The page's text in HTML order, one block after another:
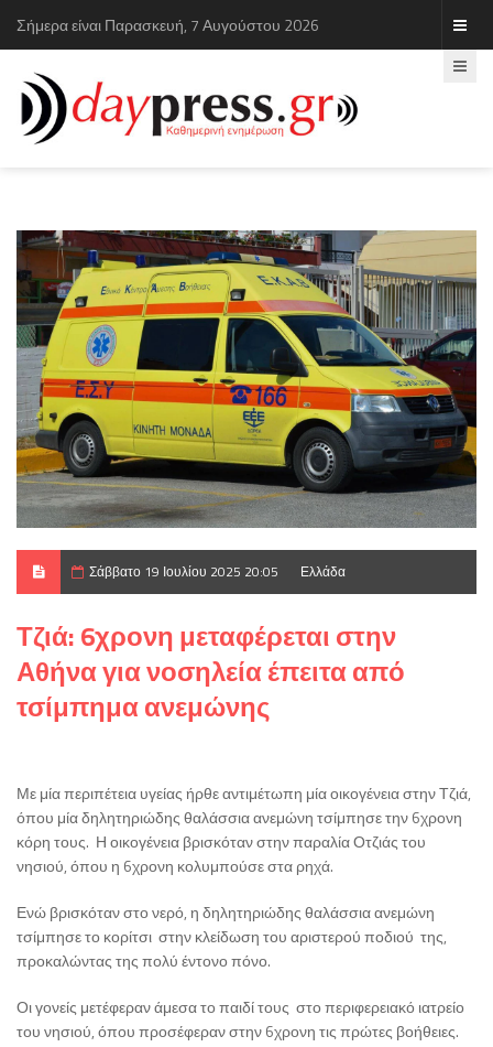
Σήμερα είναι Παρασκευή, 7 Αυγούστου 2026
Σάββατο 19 Ιουλίου 2025 20:05 Ελλάδα
Τζιά: 6χρονη μεταφέρεται στην
Αθήνα για νοσηλεία έπειτα από
τσίμπημα ανεμώνης
Με μία περιπέτεια υγείας ήρθε αντιμέτωπη μία οικογένεια στην Τζιά,
όπου μία δηλητηριώδης θαλάσσια ανεμώνη τσίμπησε την 6χρονη
κόρη τους. Η οικογένεια βρισκόταν στην παραλία Οτζιάς του
νησιού, όπου η 6χρονη κολυμπούσε στα ρηχά.
Ενώ βρισκόταν στο νερό, η δηλητηριώδης θαλάσσια ανεμώνη
τσίμπησε το κορίτσι στην κλείδωση του αριστερού ποδιού της,
προκαλώντας της πολύ έντονο πόνο.
Οι γονείς μετέφεραν άμεσα το παιδί τους στο περιφερειακό ιατρείο
του νησιού, όπου προσέφεραν στην 6χρονη τις πρώτες βοήθειες.